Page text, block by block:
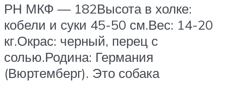
РН МКФ — 182Высота в холке:
кобели и суки 45-50 см.Вес: 14-20
кг.Окрас: черный, перец с
солью.Родина: Германия
(Вюртемберг). Это собака